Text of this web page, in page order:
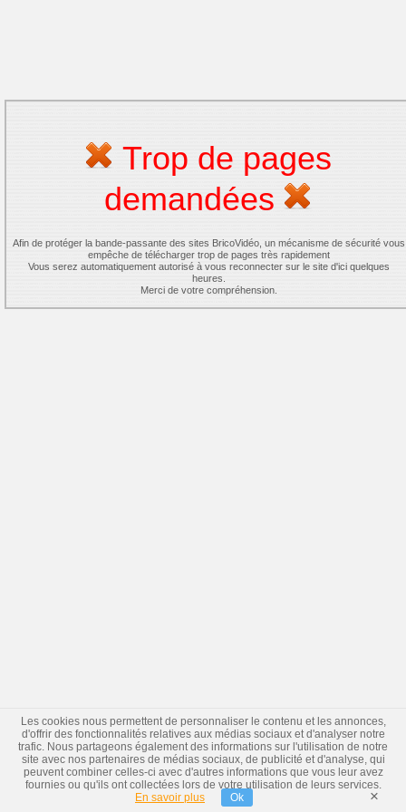
Trop de pages
demandées
Afin de protéger la bande-passante des sites BricoVidéo, un mécanisme de sécurité vous
empêche de télécharger trop de pages très rapidement
Vous serez automatiquement autorisé à vous reconnecter sur le site d'ici quelques
heures.
Merci de votre compréhension.
Les cookies nous permettent de personnaliser le contenu et les annonces,
d'offrir des fonctionnalités relatives aux médias sociaux et d'analyser notre
trafic. Nous partageons également des informations sur l'utilisation de notre
site avec nos partenaires de médias sociaux, de publicité et d'analyse, qui
peuvent combiner celles-ci avec d'autres informations que vous leur avez
fournies ou qu'ils ont collectées lors de votre utilisation de leurs services.
En savoir plus
Ok ×